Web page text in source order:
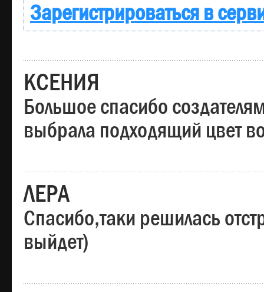
Зарегистрироваться в
КСЕНИЯ
Большое спасибо
выбрала подходящий цвет
ЛЕРА
Спасибо,таки решилась
выйдет)